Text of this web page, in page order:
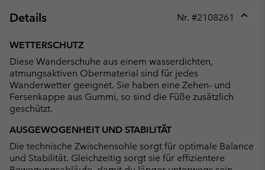
Details Nr. #2108261
WETTERSCHUTZ
Diese Wanderschuhe aus einem wasserdichten,
atmungsaktiven Obermaterial sind für jedes
Wanderwetter geeignet. Sie haben eine Zehen- und
Fersenkappe aus Gummi, so sind die Füße zusätzlich
geschützt.
AUSGEWOGENHEIT UND STABILITÄT
Die technische Zwischensohle sorgt für optimale Balance
und Stabilität. Gleichzeitig sorgt sie für effizientere